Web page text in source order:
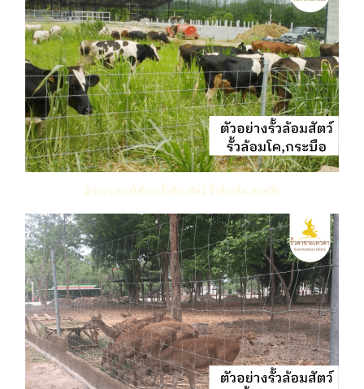
ตัวอย่างการใช้งานรั้วล้อมสัตว์ รั้วล้อมโค,กระบือ